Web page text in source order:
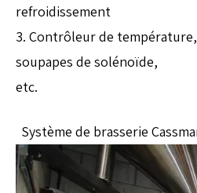
refroidissement
3. Contrôleur de
soupapes de solénoïde,
etc.
Système de brasserie